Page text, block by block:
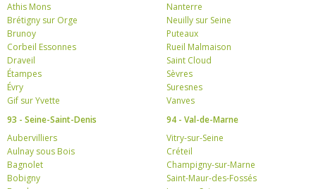
Athis Mons
Brétigny sur Orge
Brunoy
Corbeil Essonnes
Draveil
Étampes
Évry
Gif sur Yvette
Nanterre
Neuilly sur Seine
Puteaux
Rueil Malmaison
Saint Cloud
Sèvres
Suresnes
Vanves
93 - Seine-Saint-Denis
Aubervilliers
Aulnay sous Bois
Bagnolet
Bobigny
94 - Val-de-Marne
Vitry-sur-Seine
Créteil
Champigny-sur-Marne
Saint-Maur-des-Fossés